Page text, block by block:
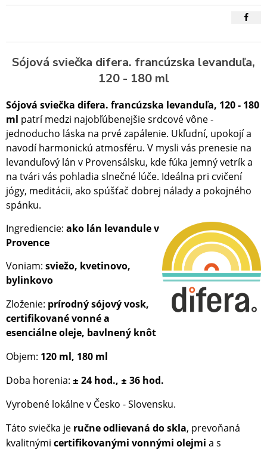
Sójová sviečka difera. francúzska levanduľa,
120 - 180 ml
Sójová sviečka difera. francúzska levanduľa, 120 - 180
ml patrí medzi najobľúbenejšie srdcové vône -
jednoducho láska na prvé zapálenie. Ukľudní, upokojí a
navodí harmonickú atmosféru. V mysli vás prenesie na
levanduľový lán v Provensálsku, kde fúka jemný vetrík a
na tvári vás pohladia slnečné lúče. Ideálna pri cvičení
jógy, meditácii, ako spúšťač dobrej nálady a pokojného
spánku.
Ingrediencie: ako lán levandule v
Provence
Voniam: sviežo, kvetinovo,
bylinkovo
Zloženie: prírodný sójový vosk,
certifikované vonné a
esenciálne oleje, bavlnený knôt
Objem: 120 ml, 180 ml
Doba horenia: ± 24 hod., ± 36 hod.
Vyrobené lokálne v Česko - Slovensku.
Táto sviečka je ručne odlievaná do skla, prevoňaná
kvalitnými certifikovanými vonnými olejmi a s